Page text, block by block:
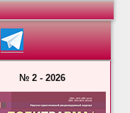
№ 2 - 2026